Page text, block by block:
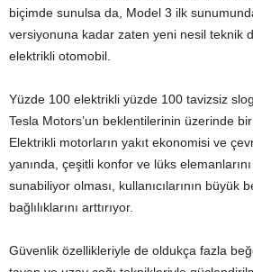
biçimde sunulsa da, Model 3 ilk
versiyonuna kadar zaten yeni nesil teknik
elektrikli otomobil.
Yüzde 100 elektrikli yüzde 100 tavizsiz
Tesla Motors’un beklentilerinin üzerinde bir
Elektrikli motorların yakıt ekonomisi ve
yanında, çeşitli konfor ve lüks
sunabiliyor olması, kullanıcılarının büyük
bağlılıklarını arttırıyor.
Güvenlik özellikleriyle de oldukça fazla